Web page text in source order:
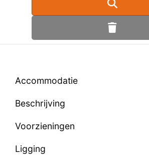
Accommodatie
Beschrijving
Voorzieningen
Ligging